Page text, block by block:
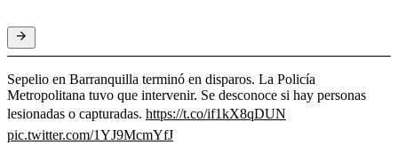
Sepelio en Barranquilla terminó en disparos. La Policía
Metropolitana tuvo que intervenir. Se desconoce si hay personas
lesionadas o capturadas. https://t.co/if1kX8qDUN
pic.twitter.com/1YJ9McmYfJ